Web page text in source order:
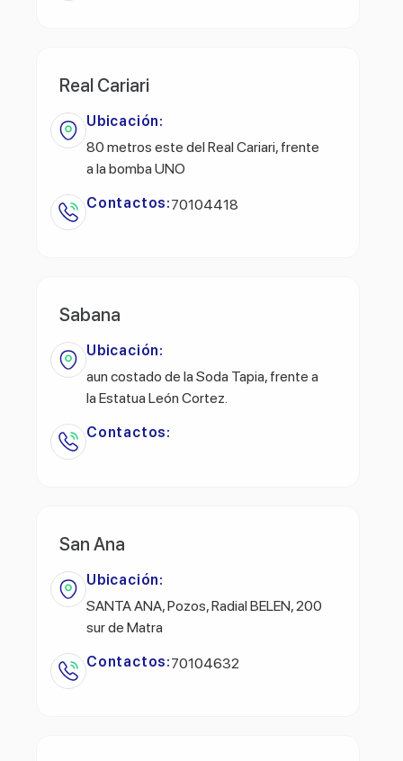
Real Cariari
Ubicación:
80 metros este del Real Cariari, frente
a la bomba UNO
Contactos:70104418
Sabana
Ubicación:
aun costado de la Soda Tapia, frente a
la Estatua León Cortez.
Contactos:
San Ana
Ubicación:
SANTA ANA, Pozos, Radial BELEN, 200
sur de Matra
Contactos:70104632